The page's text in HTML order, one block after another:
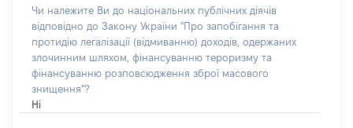
Чи належите Ви до національних публічних діячів
відповідно до Закону України "Про запобігання та
протидію легалізації (відмиванню) доходів, одержаних
злочинним шляхом, фінансуванню тероризму та
фінансуванню розповсюдження зброї масового
знищення"?
Ні